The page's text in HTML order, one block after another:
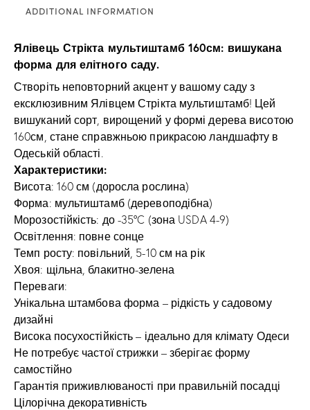
ADDITIONAL INFORMATION
Ялівець Стрікта мультиштамб 160см: вишукана
форма для елітного саду.
Створіть неповторний акцент у вашому саду з
ексклюзивним Ялівцем Стрікта мультиштамб! Цей
вишуканий сорт, вирощений у формі дерева висотою
160см, стане справжньою прикрасою ландшафту в
Одеській області.
Характеристики:
Висота: 160 см (доросла рослина)
Форма: мультиштамб (деревоподібна)
Морозостійкість: до -35°C (зона USDA 4-9)
Освітлення: повне сонце
Темп росту: повільний, 5-10 см на рік
Хвоя: щільна, блакитно-зелена
Переваги:
Унікальна штамбова форма – рідкість у садовому
дизайні
Висока посухостійкість – ідеально для клімату Одеси
Не потребує частої стрижки – зберігає форму
самостійно
Гарантія приживлюваності при правильній посадці
Цілорічна декоративність